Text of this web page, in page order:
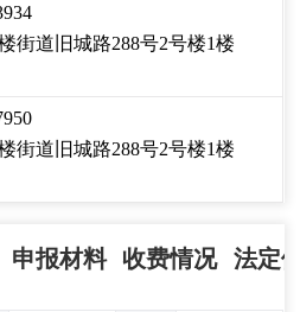
街道旧城路288号2号楼1楼
街道旧城路288号2号楼1楼
申报材料 收费情况 法定